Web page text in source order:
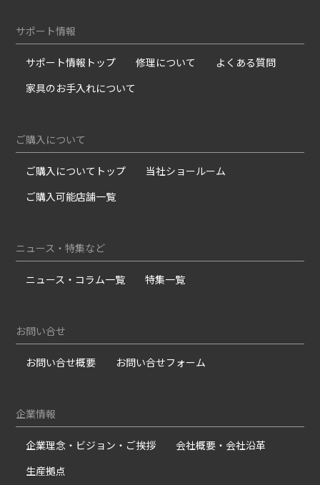
サポート情報
サポート情報トップ 修理について
よくある質問
家具のお手入れについて
ご購入について
ご購入についてトップ
当社ショールーム
ご購入可能店舗一覧
ニュース・特集など
ニュース・コラム一覧 特集一覧
お問い合せ
お問い合せ概要 お問い合せフォーム
企業情報
企業理念・ビジョン・ご挨拶
会社概要・会社沿革
生産拠点